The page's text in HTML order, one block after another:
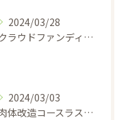
2024/03/28
クラウドファンディングの審査が通過したので5月29日から一般...
2024/03/03
肉体改造コースラストの膝蹴り100発！